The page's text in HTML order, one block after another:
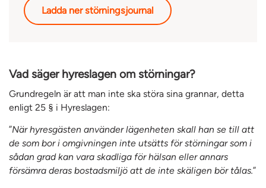
Ladda ner störningsjournal
Vad säger hyreslagen om störningar?
Grundregeln är att man inte ska störa sina grannar, detta
enligt 25 § i Hyreslagen:
”När hyresgästen använder lägenheten skall han se till att
de som bor i omgivningen inte utsätts för störningar som i
sådan grad kan vara skadliga för hälsan eller annars
försämra deras bostadsmiljö att de inte skäligen bör tålas.”